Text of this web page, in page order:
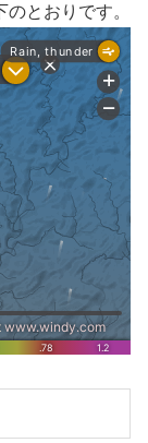
とおりです。